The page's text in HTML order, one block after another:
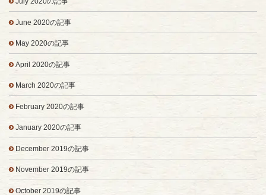
June 2020の記事
May 2020の記事
April 2020の記事
March 2020の記事
February 2020の記事
January 2020の記事
December 2019の記事
November 2019の記事
October 2019の記事